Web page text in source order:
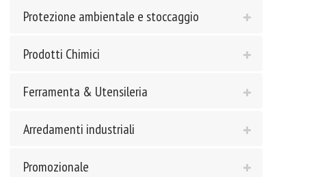
Protezione ambientale e stoccaggio
Prodotti Chimici
Ferramenta & Utensileria
Arredamenti industriali
Promozionale